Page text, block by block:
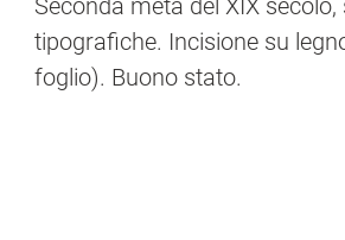
Seconda metà del XIX
tipografiche. Incisione su
foglio). Buono stato.